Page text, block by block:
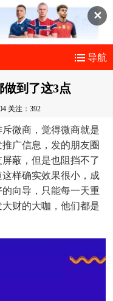
✕
导航
到了这3点
关注：392
微商，觉得微商就是
广信息，发的朋友圈
蔽，但是也阻挡不了
样确实效果很小，成
向导，只能每一天重
财的大咖，他们都是